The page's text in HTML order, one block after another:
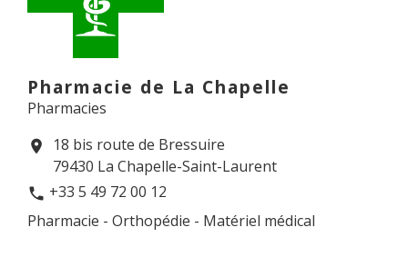
Pharmacie de La Chapelle
Pharmacies
location_on
18 bis route de Bressuire
79430 La Chapelle-Saint-Laurent
phone +33 5 49 72 00 12
Pharmacie - Orthopédie - Matériel médical